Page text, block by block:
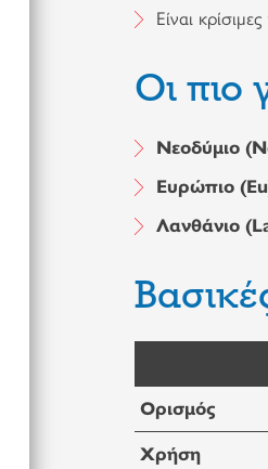
Είναι
Οι πιο
Νεοδύμιο
Ευρώπιο
Λανθάνιο
Ορισμός
Χρήση